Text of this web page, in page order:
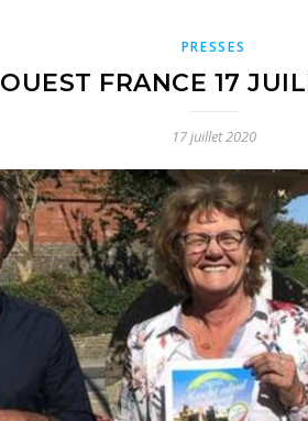
PRESSES
OUEST FRANCE 17
17 juillet 2020